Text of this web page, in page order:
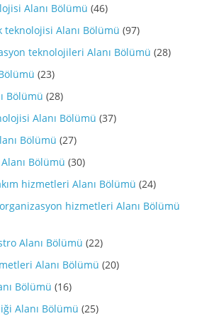
Alanı Bölümü (46)
Alanı Bölümü (97)
teknolojileri Alanı Bölümü (28)
(23)
Bölümü (28)
Alanı Bölümü (37)
Bölümü (27)
Bölümü (30)
hizmetleri Alanı Bölümü (24)
hizmetleri Alanı Bölümü
Alanı Bölümü (22)
Alanı Bölümü (20)
Bölümü (16)
Alanı Bölümü (25)